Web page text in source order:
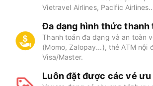
Vietravel Airlines, Pacific Airlines..
Đa dạng hình thức thanh
Thanh toán đa dạng và an toàn
(Momo, Zalopay...), thẻ ATM nội
Visa/Master.
Luôn đặt được các vé ưu